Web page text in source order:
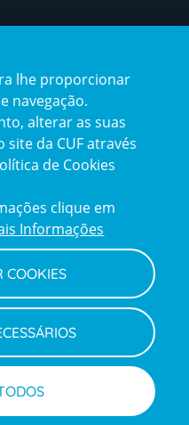
e Cookies
Termos e Condições
Informações legais
lhe proporcionar
navegação.
alterar as suas
da CUF através
de Cookies
clique em
Informações
COOKIES